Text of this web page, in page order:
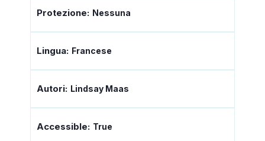
Protezione: Nessuna
Lingua: Francese
Autori: Lindsay Maas
Accessible: True